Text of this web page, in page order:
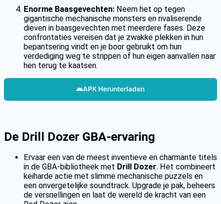
Enorme Baasgevechten: Neem het op tegen
gigantische mechanische monsters en rivaliserende
dieven in baasgevechten met meerdere fases. Deze
confrontaties vereisen dat je zwakke plekken in hun
bepantsering vindt en je boor gebruikt om hun
verdediging weg te strippen of hun eigen aanvallen naar
hen terug te kaatsen.
APK Herunterladen
De Drill Dozer GBA-ervaring
Ervaar een van de meest inventieve en charmante titels
in de GBA-bibliotheek met Drill Dozer. Het combineert
keiharde actie met slimme mechanische puzzels en
een onvergetelijke soundtrack. Upgrade je pak, beheers
de versnellingen en laat de wereld de kracht van een